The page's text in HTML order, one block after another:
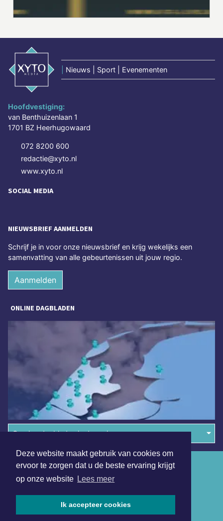
Deze website maakt gebruik van cookies om
ervoor te zorgen dat u de beste ervaring krijgt
op onze website Lees meer
Ik accepteer cookies
Nieuws | Sport | Evenementen
Hoofdvestiging:
van Benthuizenlaan 1
1701 BZ Heerhugowaard
072 8200 600
redactie@xyto.nl
www.xyto.nl
SOCIAL MEDIA
NIEUWSBRIEF AANMELDEN
Schrijf je in voor onze nieuwsbrief en krijg wekelijks een
samenvatting van alle gebeurtenissen uit jouw regio.
Aanmelden
ONLINE DAGBLADEN
Overige dagbladen in de regio
Algemene voorwaarden
Disclaimer